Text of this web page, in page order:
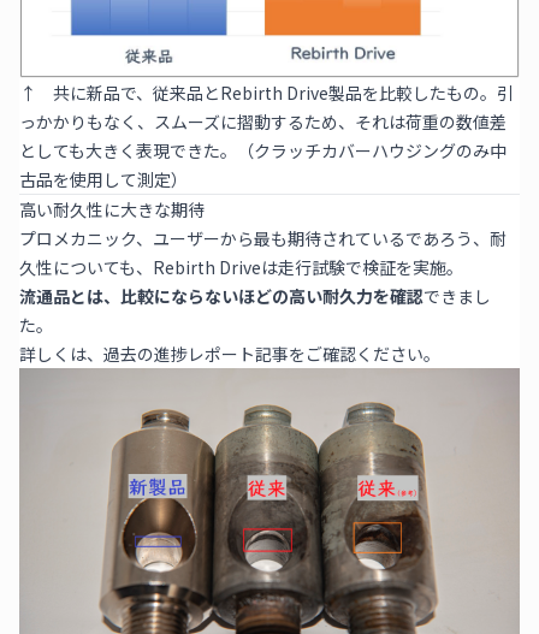
↑ 共に新品で、従来品とRebirth Drive製品を比較したもの。引
っかかりもなく、スムーズに摺動するため、それは荷重の数値差
としても大きく表現できた。（クラッチカバーハウジングのみ中
古品を使用して測定）
高い耐久性に大きな期待
プロメカニック、ユーザーから最も期待されているであろう、耐
久性についても、Rebirth Driveは走行試験で検証を実施。
流通品とは、比較にならないほどの高い耐久力を確認できまし
た。
詳しくは、 過去の進捗レポート記事をご確認ください。